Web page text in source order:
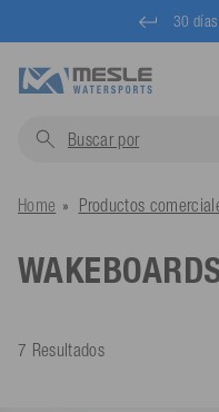
30 días
Buscar por
Home Productos
7 Resultados